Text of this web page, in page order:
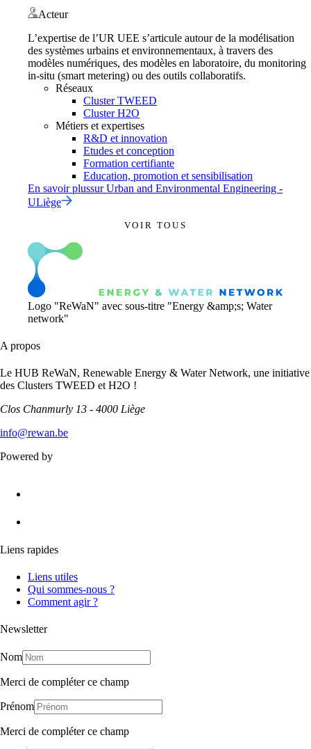
Acteur
L’expertise de l’UR UEE s’articule autour de la modélisation
des systèmes urbains et environnementaux, à travers des
modèles numériques, des modèles en laboratoire, du monitoring
in-situ (smart metering) ou des outils collaboratifs.
Réseaux
Cluster TWEED
Cluster H2O
Métiers et expertises
R&D et innovation
Etudes et conception
Formation certifiante
Education, promotion et sensibilisation
En savoir plussurUrban and Environmental Engineering -
ULiège
VOIR TOUS
Logo "ReWaN" avec sous-titre "Energy &amp;s; Water
network"
A propos
Le HUB ReWaN, Renewable Energy & Water Network, une initiative
des Clusters TWEED et H2O !
Clos Chanmurly 13 - 4000 Liège
info@rewan.be
Powered by
Liens rapides
Liens utiles
Qui sommes-nous ?
Comment agir ?
Newsletter
Nom
Merci de compléter ce champ
Prénom
Merci de compléter ce champ